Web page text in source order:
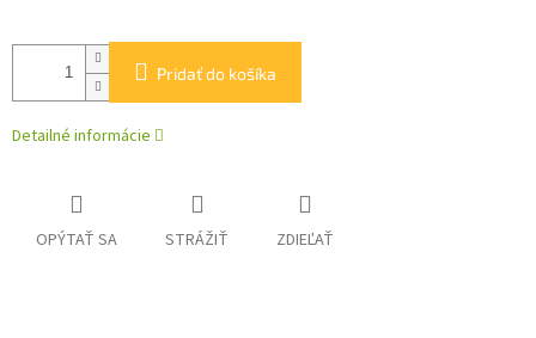
Pridať do košíka
Detailné informácie
OPÝTAŤ SA STRÁŽIŤ ZDIEĽAŤ